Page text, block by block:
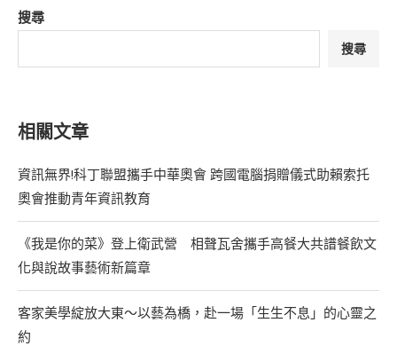
搜尋
搜尋
相關文章
資訊無界!科丁聯盟攜手中華奧會 跨國電腦捐贈儀式助賴索托
奧會推動青年資訊教育
《我是你的菜》登上衛武營 相聲瓦舍攜手高餐大共譜餐飲文
化與說故事藝術新篇章
客家美學綻放大東～以藝為橋，赴一場「生生不息」的心靈之
約